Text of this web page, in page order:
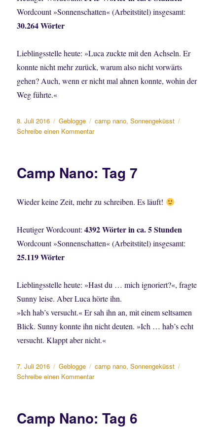
Wordcount »Sonnenschatten« (Arbeitstitel) insgesamt:
30.264 Wörter
Lieblingsstelle heute: »Luca zuckte mit den Achseln. Er
konnte nicht mehr zurück, warum also nicht vorwärts
gehen? Auch, wenn er nicht mal ahnen konnte, wohin der
Weg führte.«
Veröffentlicht
am
8. Juli 2016 Kategorien
Geblogge Schlagwörter
camp nano,Sonnengeküsst
Schreibe einen Kommentarzu
8
eine
Camp Nano: Tag 7
Wieder keine Zeit, mehr zu schreiben. Es läuft!
Heutiger Wordcount:4392 Wörter in ca. 5 Stunden
Wordcount »Sonnenschatten« (Arbeitstitel) insgesamt:
25.119 Wörter
Lieblingsstelle heute: »Hast du … mich ignoriert?«, fragte
Sunny leise. Aber Luca hörte ihn.
»Ich hab’s versucht.« Er sah ihn an, mit einem seltsamen
Blick. Sunny konnte ihn nicht deuten. »Ich … hab’s echt
versucht. Klappt aber nicht.«
Veröffentlicht
am
7. Juli 2016 Kategorien
Geblogge Schlagwörter
camp nano,Sonnengeküsst
Schreibe einen Kommentarzu
7
Camp Nano: Tag 6